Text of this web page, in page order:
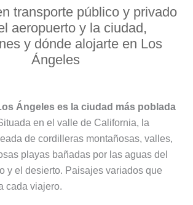
transporte público y privado
aeropuerto y la ciudad,
y dónde alojarte en Los
Ángeles
Ángeles es la ciudad más poblada
en el valle de California, la
de cordilleras montañosas, valles,
playas bañadas por las aguas del
y el desierto. Paisajes variados que
cada viajero.